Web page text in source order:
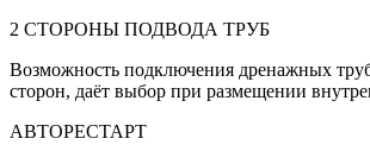
2 СТОРОНЫ ПОДВОДА ТРУБ
Возможность подключения дренажных
сторон, даёт выбор при размещении
АВТОРЕСТАРТ